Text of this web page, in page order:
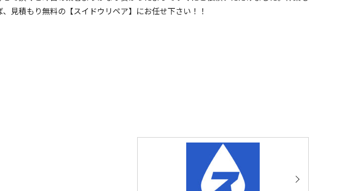
見積もり無料の【スイドウリペア】にお任せ下さい！！